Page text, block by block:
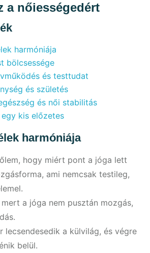
a nőiességedért
harmóniája
bölcsessége
és testtudat
és születés
és női stabilitás
kis előzetes
harmóniája
hogy miért pont a jóga lett
ami nemcsak testileg,
a jóga nem pusztán mozgás,
lecsendesedik a külvilág, és végre
belül.